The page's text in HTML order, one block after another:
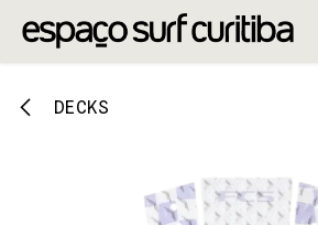
Pular para o conteúdo
DECKS